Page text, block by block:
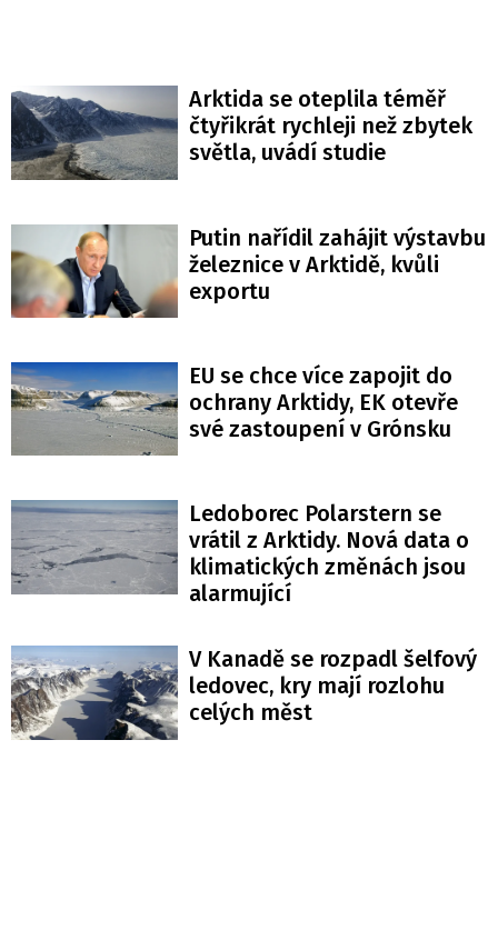
Arktida se oteplila téměř
čtyřikrát rychleji než zbytek
světla, uvádí studie
Putin nařídil zahájit výstavbu
železnice v Arktidě, kvůli
exportu
EU se chce více zapojit do
ochrany Arktidy, EK otevře
své zastoupení v Grónsku
Ledoborec Polarstern se
vrátil z Arktidy. Nová data o
klimatických změnách jsou
alarmující
V Kanadě se rozpadl šelfový
ledovec, kry mají rozlohu
celých měst